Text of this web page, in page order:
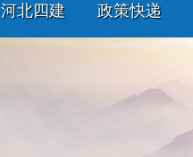
河北四建 政策快递